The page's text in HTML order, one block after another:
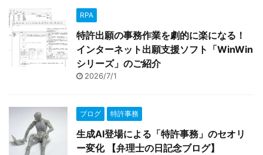
RPA
特許出願の事務作業を劇的に楽になる！
インターネット出願支援ソフト「WinWin
シリーズ」のご紹介
2026/7/1
ブログ 特許事務
生成AI登場による「特許事務」のセオリ
ー変化 【弁理士の日記念ブログ】